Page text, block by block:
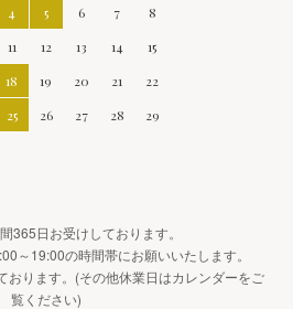
4 5 6 7
8
11 12 13 14
15
18 19 20 21
22
25 26 27 28
29
365日お受けしております。
～19:00の時間帯にお願いいたします。
おります。(その他休業日はカレンダーをご
覧ください)